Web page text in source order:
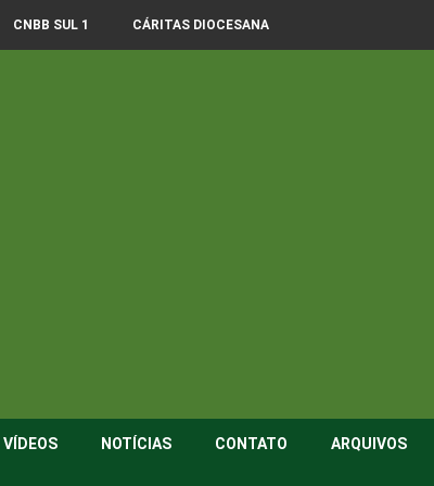
CNBB SUL 1 CÁRITAS DIOCESANA
VÍDEOS NOTÍCIAS CONTATO ARQUIVOS